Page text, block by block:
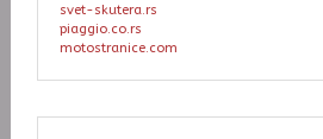
svet-skutera.rs
piaggio.co.rs
motostranice.com